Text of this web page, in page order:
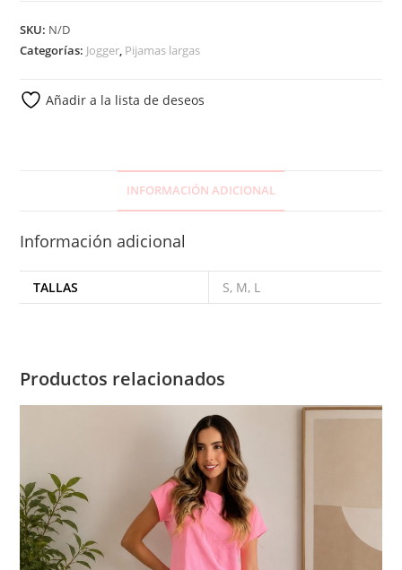
SKU: N/D
Categorías: Jogger, Pijamas largas
Añadir a la lista de deseos
INFORMACIÓN ADICIONAL
Información adicional
TALLAS S, M, L
Productos relacionados